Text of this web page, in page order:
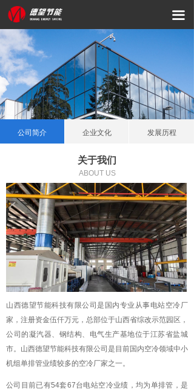
끀
网站首页
关于我们
产品服务
资质荣誉
新闻资讯
关于我们
ABOUT US
山西德望节能科技有限公司是国内专业从事电站空冷厂
家，注册资金伍仟万元，总部位于山西省综改示范园区，
公司的凝汽器、钢结构、电气生产基地位于江苏省盐城
市。山西德望节能科技有限公司是目前国内空冷领域中小
机组单排管业绩较多的空冷厂家之一。
公司目前已有54套67台电站空冷业绩，均为单排管，是
公司简介 企业文化 发展历程